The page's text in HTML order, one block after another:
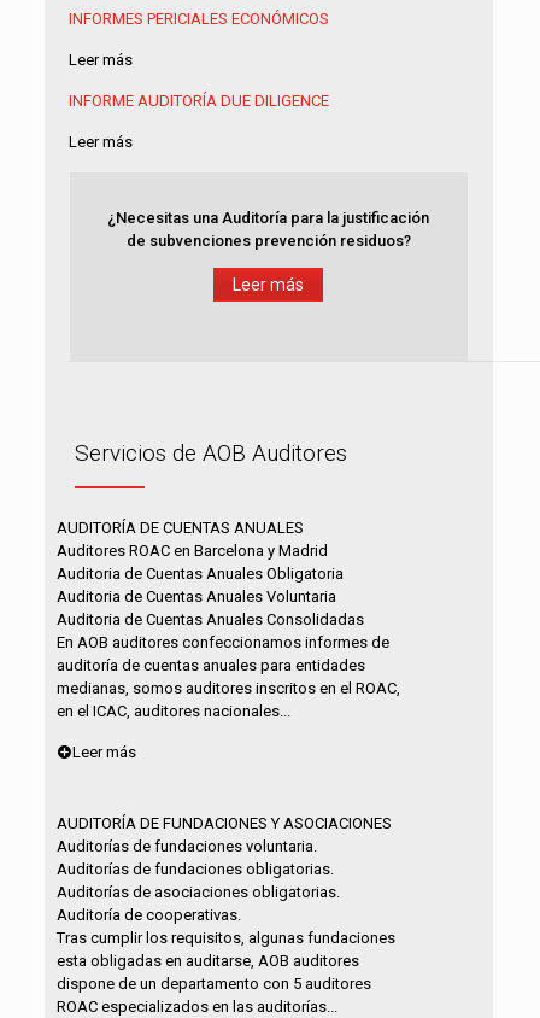
INFORMES PERICIALES ECONÓMICOS
Leer más
INFORME AUDITORÍA DUE DILIGENCE
Leer más
¿Necesitas una Auditoría para la justificación
de subvenciones prevención residuos?
Leer más
Servicios de AOB Auditores
AUDITORÍA DE CUENTAS ANUALES
Auditores ROAC en Barcelona y Madrid
Auditoria de Cuentas Anuales Obligatoria
Auditoria de Cuentas Anuales Voluntaria
Auditoria de Cuentas Anuales Consolidadas
En AOB auditores confeccionamos informes de
auditoría de cuentas anuales para entidades
medianas, somos auditores inscritos en el ROAC,
en el ICAC, auditores nacionales...
Leer más
AUDITORÍA DE FUNDACIONES Y ASOCIACIONES
Auditorías de fundaciones voluntaria.
Auditorías de fundaciones obligatorias.
Auditorías de asociaciones obligatorias.
Auditoría de cooperativas.
Tras cumplir los requisitos, algunas fundaciones
esta obligadas en auditarse, AOB auditores
dispone de un departamento con 5 auditores
ROAC especializados en las auditorías...